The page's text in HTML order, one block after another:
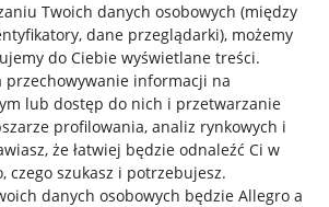
Twoich danych osobowych (między
dane przeglądarki), możemy
do Ciebie wyświetlane treści.
przechowywanie informacji na
lub dostęp do nich i przetwarzanie
profilowania, analiz rynkowych i
że łatwiej będzie odnaleźć Ci w
czego szukasz i potrzebujesz.
danych osobowych będzie Allegro a